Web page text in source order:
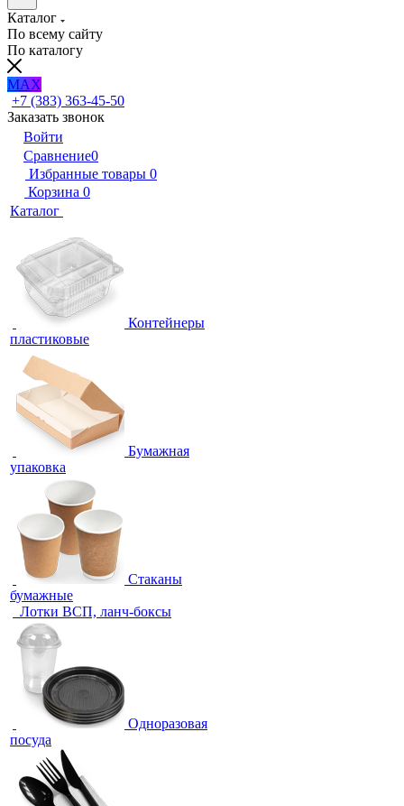
Каталог
По всему сайту
По каталогу
MAX
+7 (383) 363-45-50
Заказать звонок
Войти
Сравнение0
Избранные товары 0
Корзина 0
Каталог
Контейнеры
пластиковые
Бумажная
упаковка
Стаканы
бумажные
Лотки ВСП, ланч-боксы
Одноразовая
посуда